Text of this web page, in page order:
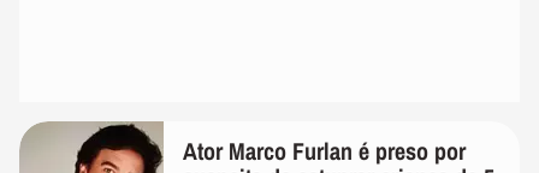
Ator Marco Furlan é preso por